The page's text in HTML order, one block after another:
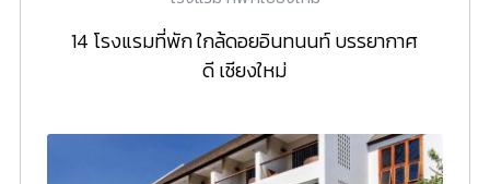
14 โรงแรมที่พัก ใกล้ดอยอินทนนท์ บรรยากาศ
ดี เชียงใหม่